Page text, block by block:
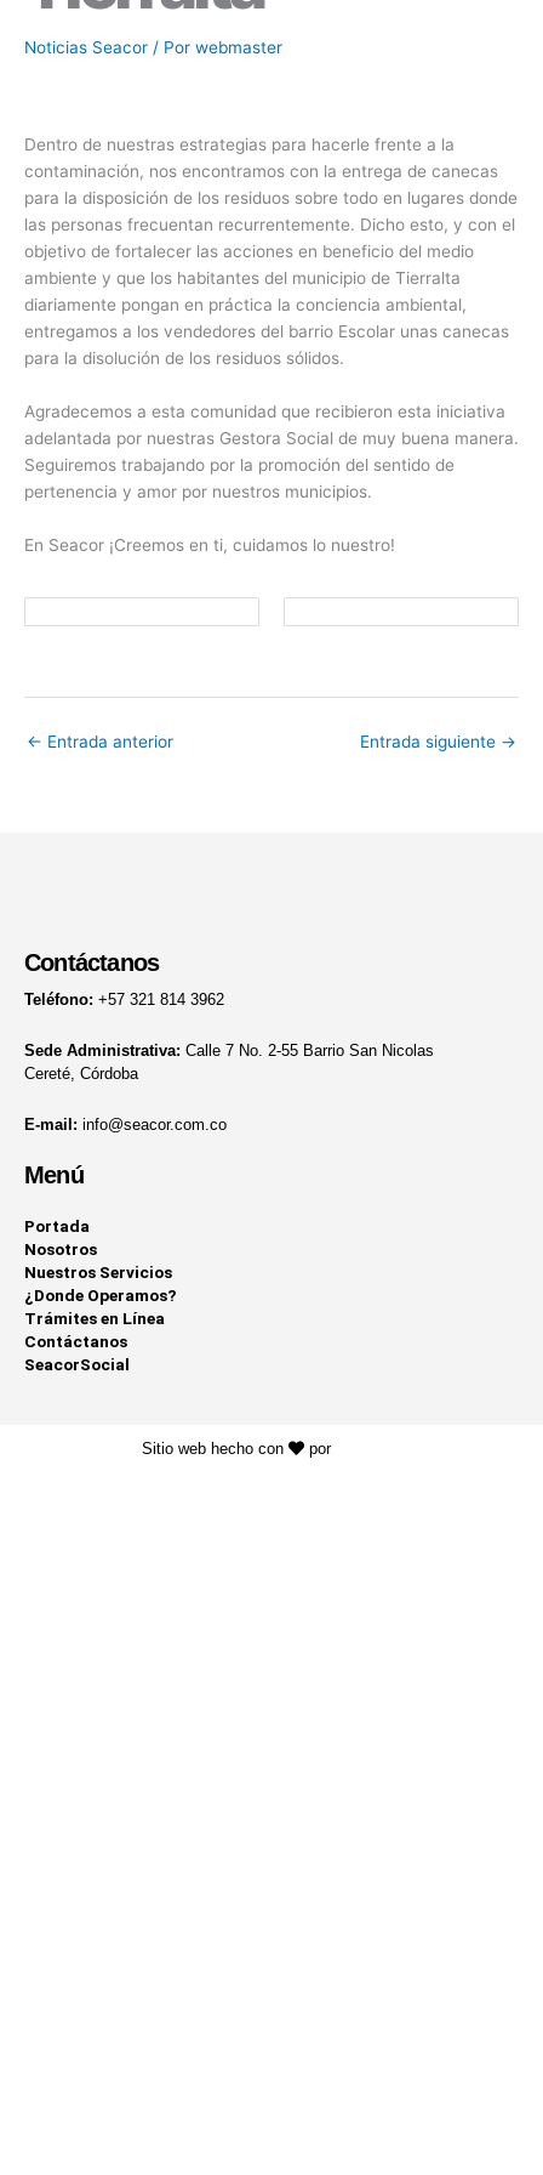
Noticias Seacor / Por webmaster
Dentro de nuestras estrategias para hacerle frente a la
contaminación, nos encontramos con la entrega de canecas
para la disposición de los residuos sobre todo en lugares donde
las personas frecuentan recurrentemente. Dicho esto, y con el
objetivo de fortalecer las acciones en beneficio del medio
ambiente y que los habitantes del municipio de Tierralta
diariamente pongan en práctica la conciencia ambiental,
entregamos a los vendedores del barrio Escolar unas canecas
para la disolución de los residuos sólidos.
Agradecemos a esta comunidad que recibieron esta iniciativa
adelantada por nuestras Gestora Social de muy buena manera.
Seguiremos trabajando por la promoción del sentido de
pertenencia y amor por nuestros municipios.
En Seacor ¡Creemos en ti, cuidamos lo nuestro!
← Entrada anterior Entrada siguiente →
Contáctanos
Teléfono: +57 321 814 3962
Sede Administrativa: Calle 7 No. 2-55 Barrio San Nicolas
Cereté, Córdoba
E-mail: info@seacor.com.co
Menú
Portada
Nosotros
Nuestros Servicios
¿Donde Operamos?
Trámites en Línea
Contáctanos
SeacorSocial
Sitio web hecho con por